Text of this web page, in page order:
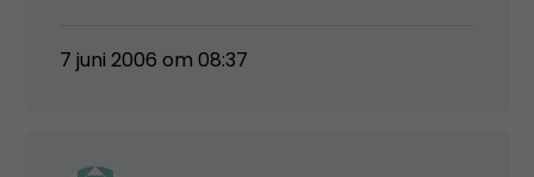
7 juni 2006 om 08:37